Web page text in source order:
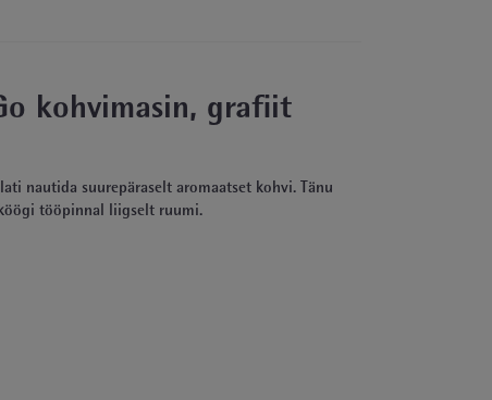
kohvimasin, grafiit
nautida suurepäraselt aromaatset kohvi. Tänu
tööpinnal liigselt ruumi.